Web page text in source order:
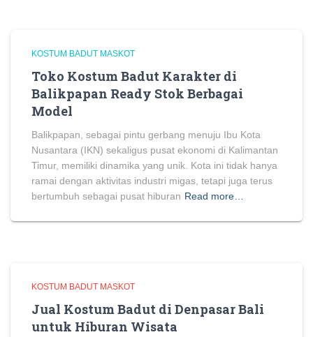
KOSTUM BADUT MASKOT
Toko Kostum Badut Karakter di
Balikpapan Ready Stok Berbagai
Model
Balikpapan, sebagai pintu gerbang menuju Ibu Kota
Nusantara (IKN) sekaligus pusat ekonomi di Kalimantan
Timur, memiliki dinamika yang unik. Kota ini tidak hanya
ramai dengan aktivitas industri migas, tetapi juga terus
bertumbuh sebagai pusat hiburan Read more…
KOSTUM BADUT MASKOT
Jual Kostum Badut di Denpasar Bali
untuk Hiburan Wisata